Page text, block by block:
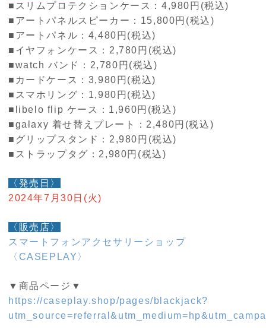
■スリムプロテクションケース：4,980円(税込)
■アートパネルスピーカー：15,800円(税込)
■アートパネル：4,480円(税込)
■イヤフォンケース：2,780円(税込)
■watch バンド：2,780円(税込)
■カードケース：3,980円(税込)
■スマホリング：1,980円(税込)
■libelo flip ケース：1,960円(税込)
■galaxy 着せ替えプレート：2,480円(税込)
■グリップスタンド：2,980円(税込)
■ストラップタグ：2,980円(税込)
〈発売日〉
2024年7月30日(火)
〈販売店〉
スマートフォンアクセサリーショップ
〈CASEPLAY〉
▼商品ページ▼
https://caseplay.shop/pages/blackjack?